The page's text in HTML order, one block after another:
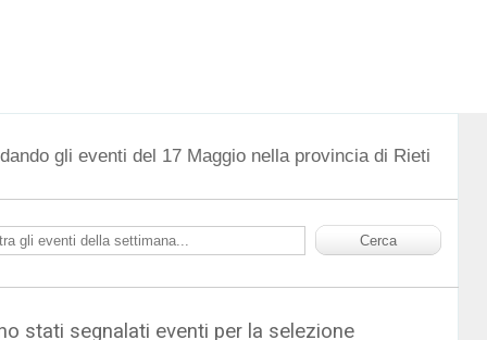
gli eventi del 17 Maggio nella provincia di Rieti
stati segnalati eventi per la selezione